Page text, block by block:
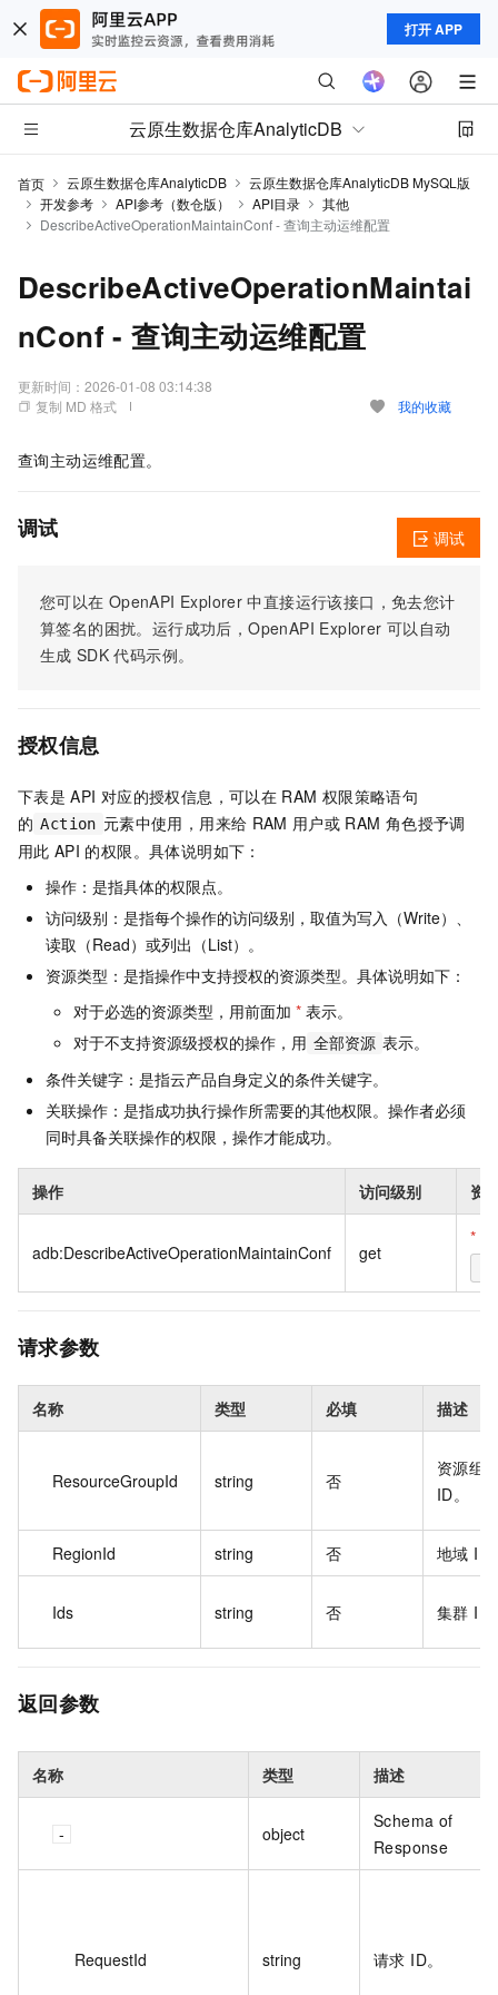
打开 APP
云原生数据仓库AnalyticDB
首页 云原生数据仓库AnalyticDB
云原生数据仓库AnalyticDB MySQL版
开发参考
API参考（数仓版） API目录
其他
DescribeActiveOperationMaintainConf - 查询主动运维配置
DescribeActiveOperationMaintai
nConf - 查询主动运维配置
更新时间： 2026-01-08 03:14:38
复制 MD 格式
我的收藏
查询主动运维配置。
调试
您可以在 OpenAPI Explorer 中直接运行该接口，免去您计
算签名的困扰。运行成功后，OpenAPI Explorer 可以自动
生成 SDK 代码示例。
调试
授权信息
下表是 API 对应的授权信息，可以在 RAM 权限策略语句
的 Action 元素中使用，用来给 RAM 用户或 RAM 角色授予调
用此 API 的权限。具体说明如下：
操作：是指具体的权限点。
访问级别：是指每个操作的访问级别，取值为写入（Write）、
读取（Read）或列出（List）。
资源类型：是指操作中支持授权的资源类型。具体说明如下：
对于必选的资源类型，用前面加 * 表示。
对于不支持资源级授权的操作，用 全部资源 表示。
条件关键字：是指云产品自身定义的条件关键字。
关联操作：是指成功执行操作所需要的其他权限。操作者必须
同时具备关联操作的权限，操作才能成功。
操作 访问级别 资
adb:DescribeActiveOperationMaintainConf get
*
请求参数
名称 类型 必填 描述
ResourceGroupId string 否
资源组
ID。
RegionId string 否 地域 ID
Ids string 否 集群 ID
返回参数
名称 类型 描述
object
Schema of
Response
RequestId string 请求 ID。